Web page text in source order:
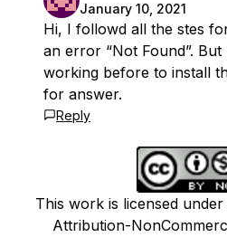
January 10, 2021
Hi, I followd all the stes
an error “Not Found”. But
working before to install
for answer.
Reply
This work is licensed
Attribution-